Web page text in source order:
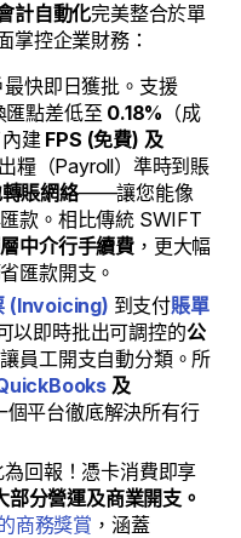
計自動化完美整合於單
掌控企業財務：
快即日獲批。支援
匯點差低至 0.18% （成
建FPS (免費) 及
糧（Payroll）準時到賬
賬網絡——讓您能像
款。相比傳統 SWIFT
中介行手續費 ，更大幅
匯款開支。
(Invoicing) 到支付賬單
以即時批出可調控的公
員工開支自動分類。所
及
個平台徹底解決所有行
回報！憑卡消費即享
部分營運及商業開支。
商務獎賞 ，涵蓋